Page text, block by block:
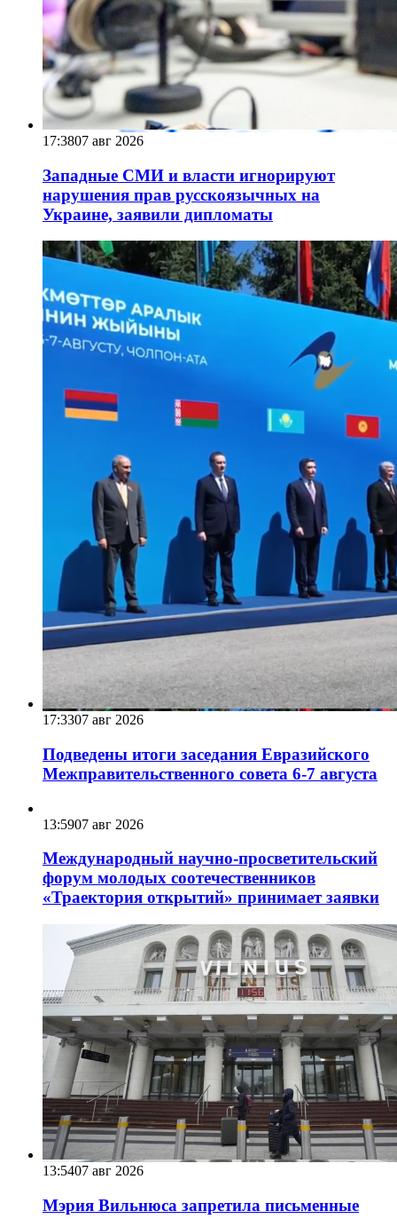
17:3807 авг 2026
Западные СМИ и власти игнорируют
нарушения прав русскоязычных на
Украине, заявили дипломаты
17:3307 авг 2026
Подведены итоги заседания Евразийского
Межправительственного совета 6-7 августа
13:5907 авг 2026
Международный научно-просветительский
форум молодых соотечественников
«Траектория открытий» принимает заявки
13:5407 авг 2026
Мэрия Вильнюса запретила письменные